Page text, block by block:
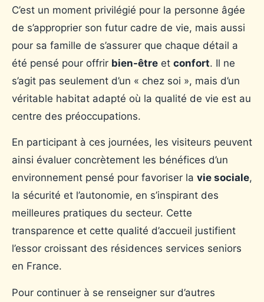
C’est un moment privilégié pour la personne âgée
de s’approprier son futur cadre de vie, mais aussi
pour sa famille de s’assurer que chaque détail a
été pensé pour offrir bien-être et confort. Il ne
s’agit pas seulement d’un « chez soi », mais d’un
véritable habitat adapté où la qualité de vie est au
centre des préoccupations.
En participant à ces journées, les visiteurs peuvent
ainsi évaluer concrètement les bénéfices d’un
environnement pensé pour favoriser la vie sociale,
la sécurité et l’autonomie, en s’inspirant des
meilleures pratiques du secteur. Cette
transparence et cette qualité d’accueil justifient
l’essor croissant des résidences services seniors
en France.
Pour continuer à se renseigner sur d’autres